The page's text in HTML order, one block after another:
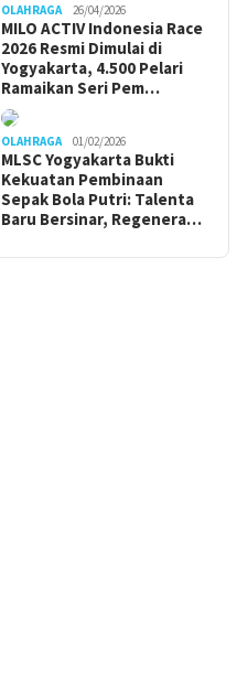
OLAHRAGA 26/04/2026
MILO ACTIV Indonesia Race
2026 Resmi Dimulai di
Yogyakarta, 4.500 Pelari
Ramaikan Seri Pem…
OLAHRAGA 01/02/2026
MLSC Yogyakarta Bukti
Kekuatan Pembinaan
Sepak Bola Putri: Talenta
Baru Bersinar, Regenera…